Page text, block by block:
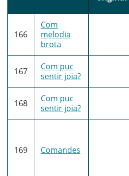
166
Com
melodia
brota
167
Com puc
sentir joia?
168
Com puc
sentir joia?
169 Comandes